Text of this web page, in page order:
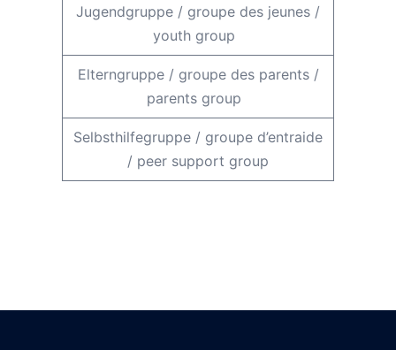
Jugendgruppe / groupe des jeunes /
youth group
Elterngruppe/ groupe des parents/
parents group
Selbsthilfegruppe / groupe d’entraide
/ peer support group